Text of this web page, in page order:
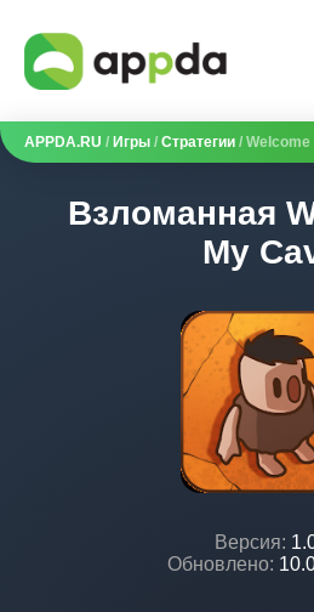
APPDA.RU / Игры / Стратегии /
Взломанная
My
Версия:
Обновлено: